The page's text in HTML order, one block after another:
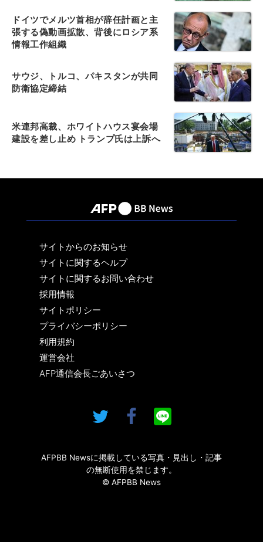
ドイツでメルツ首相が辞任計画と主
張する偽動画拡散、背後にロシア系
情報工作組織
サウジ、トルコ、パキスタンが共同
防衛協定締結
米連邦高裁、ホワイトハウス宴会場
建設を差し止め トランプ氏は上訴へ
サイトからのお知らせ
サイトに関するヘルプ
サイトに関するお問い合わせ
採用情報
サイトポリシー
プライバシーポリシー
利用規約
運営会社
AFP通信会長ごあいさつ
AFPBB Newsに掲載している写真・見出し・記事
の無断使用を禁じます。
© AFPBB News